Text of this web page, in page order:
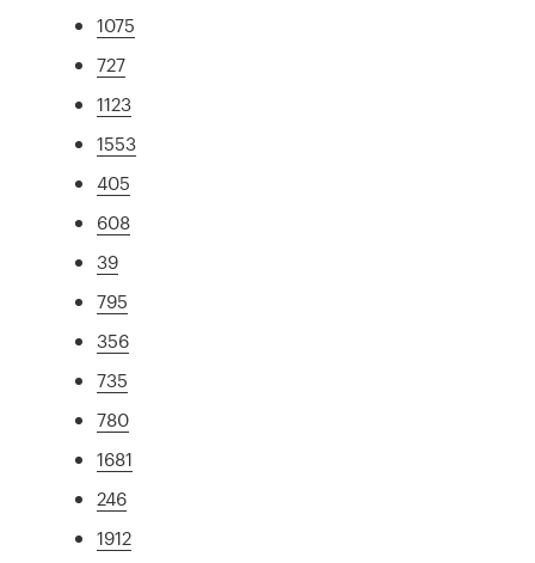
1075
727
1123
1553
405
608
39
795
356
735
780
1681
246
1912